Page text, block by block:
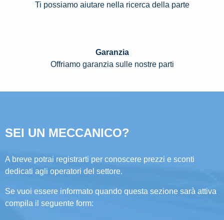
Ti possiamo aiutare nella ricerca della parte
Garanzia
Offriamo garanzia sulle nostre parti
SEI UN MECCANICO?
A breve potrai registrarti per conoscere prezzi e sconti
dedicati agli operatori del settore.
Se vuoi essere informato quando questa sezione sarà attiva
compila il seguente form: